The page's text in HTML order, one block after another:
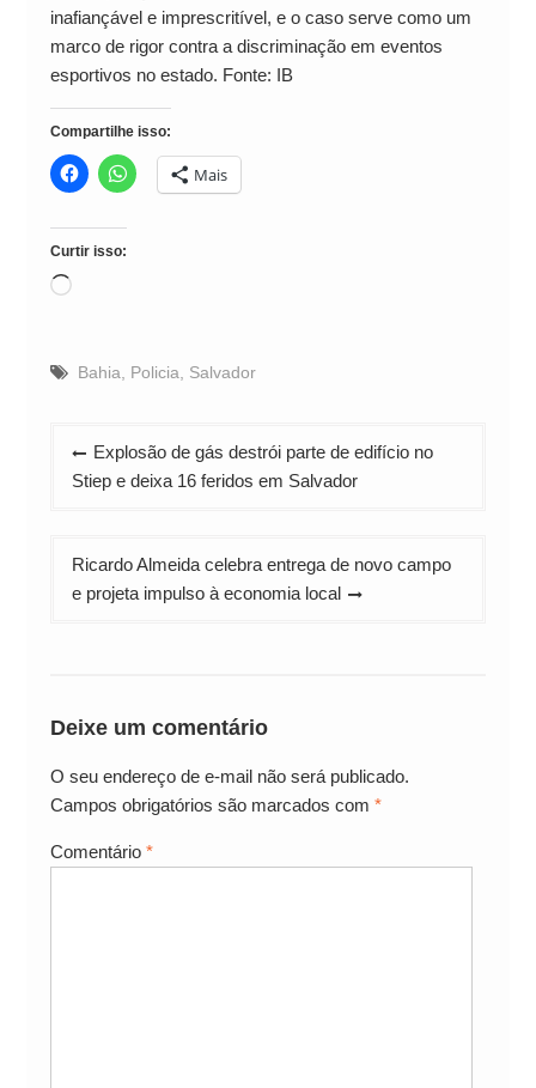
inafiançável e imprescritível, e o caso serve como um
marco de rigor contra a discriminação em eventos
esportivos no estado. Fonte: IB
Compartilhe isso:
Mais
Curtir isso:
Carregando...
Bahia Policia Salvador
Navegação
de
Explosão de gás destrói parte de edifício no
Stiep e deixa 16 feridos em Salvador
Ricardo Almeida celebra entrega de novo campo
e projeta impulso à economia local
Deixe um comentário
O seu endereço de e-mail não será publicado.
Campos obrigatórios são marcados com *
Comentário *